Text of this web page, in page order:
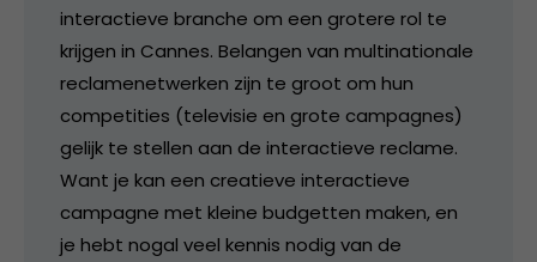
interactieve branche om een grotere rol te
krijgen in Cannes. Belangen van multinationale
reclamenetwerken zijn te groot om hun
competities (televisie en grote campagnes)
gelijk te stellen aan de interactieve reclame.
Want je kan een creatieve interactieve
campagne met kleine budgetten maken, en
je hebt nogal veel kennis nodig van de